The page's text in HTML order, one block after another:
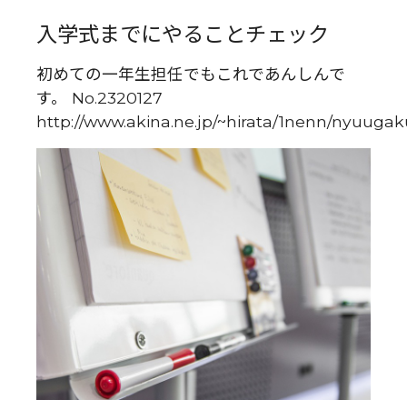
入学式までにやることチェック
初めての一年生担任でもこれであんしんで
す。 No.2320127
http://www.akina.ne.jp/~hirata/1nenn/